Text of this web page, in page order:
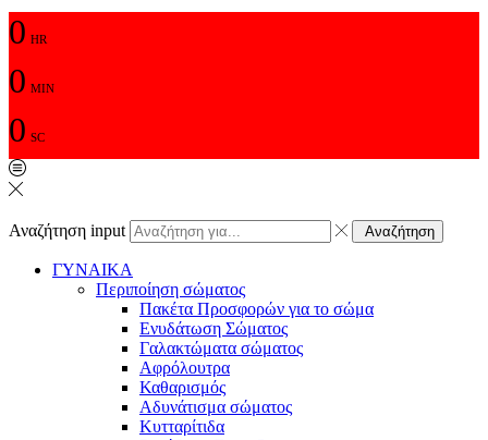
0 HR
0 MIN
0 SC
Αναζήτηση input Αναζήτηση
ΓΥΝΑΙΚΑ
Περιποίηση σώματος
Πακέτα Προσφορών για το σώμα
Ενυδάτωση Σώματος
Γαλακτώματα σώματος
Αφρόλουτρα
Καθαρισμός
Αδυνάτισμα σώματος
Κυτταρίτιδα